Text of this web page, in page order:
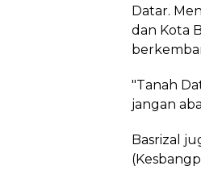
Datar.
dan Kota
"Tanah
jangan
Basrizal